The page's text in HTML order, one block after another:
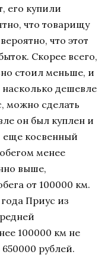
его купили
что товарищу
что этот
Скорее всего,
стоил меньше, и
дешевле
можно сделать
он был куплен и
еще косвенный
менее
выше,
от 100000 км.
Приус из
100000 км не
рублей.